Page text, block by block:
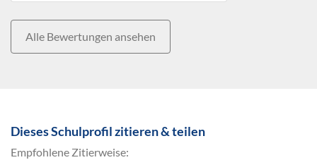
Alle Bewertungen ansehen
Dieses Schulprofil zitieren & teilen
Empfohlene Zitierweise: